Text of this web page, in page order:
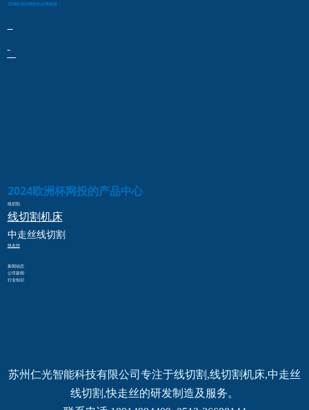
2024欧洲杯网投的友情链接：
2024欧洲杯网投的产品中心
线切割
线切割机床
中走丝线切割
快走丝
新闻动态
公司新闻
行业知识
苏州仁光智能科技有限公司专注于线切割,线切割机床,中走丝
线切割,快走丝的研发制造及服务。